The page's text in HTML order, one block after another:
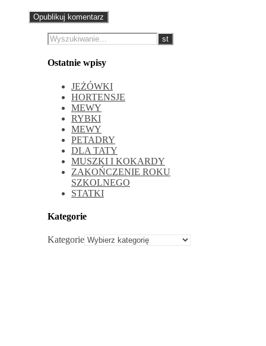
Ostatnie wpisy
JEŻÓWKI
HORTENSJE
MEWY
RYBKI
MEWY
PETADRY
DLA TATY
MUSZKI I KOKARDY
ZAKOŃCZENIE ROKU
SZKOLNEGO
STATKI
Kategorie
Kategorie